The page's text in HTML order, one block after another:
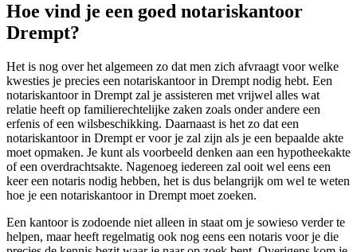
Hoe vind je een goed notariskantoor
Drempt?
Het is nog over het algemeen zo dat men zich afvraagt voor welke
kwesties je precies een notariskantoor in Drempt nodig hebt. Een
notariskantoor in Drempt zal je assisteren met vrijwel alles wat
relatie heeft op familierechtelijke zaken zoals onder andere een
erfenis of een wilsbeschikking. Daarnaast is het zo dat een
notariskantoor in Drempt er voor je zal zijn als je een bepaalde akte
moet opmaken. Je kunt als voorbeeld denken aan een hypotheekakte
of een overdrachtsakte. Nagenoeg iedereen zal ooit wel eens een
keer een notaris nodig hebben, het is dus belangrijk om wel te weten
hoe je een notariskantoor in Drempt moet zoeken.
Een kantoor is zodoende niet alleen in staat om je sowieso verder te
helpen, maar heeft regelmatig ook nog eens een notaris voor je die